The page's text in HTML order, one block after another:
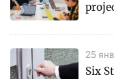
25
Six